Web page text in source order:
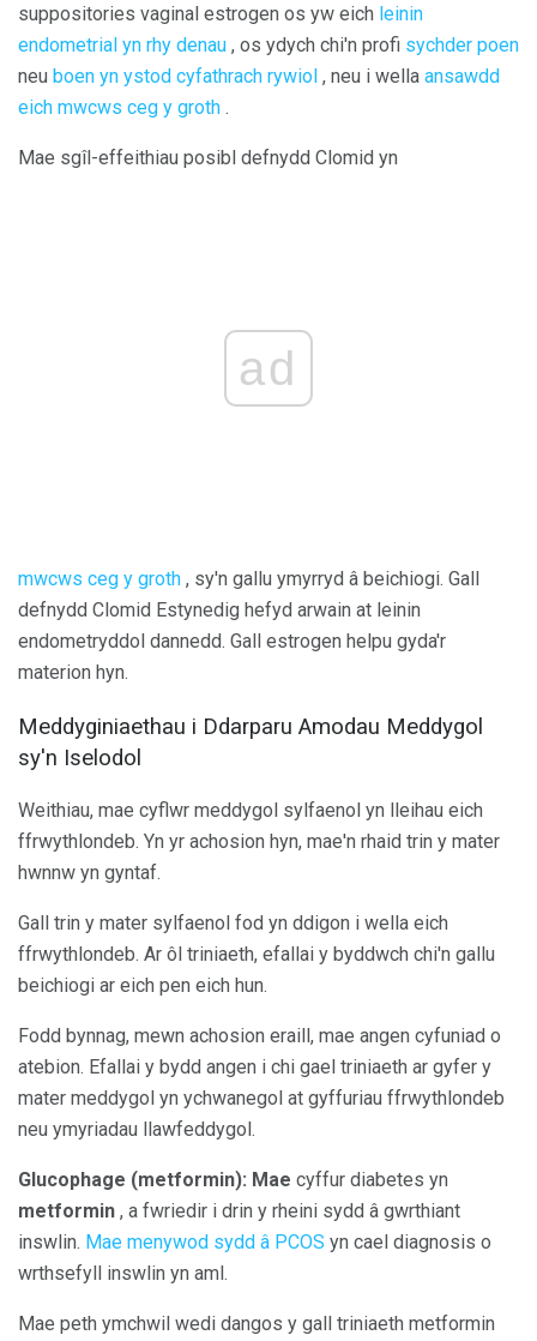
suppositories vaginal estrogen os yw eich leinin
endometrial yn rhy denau , os ydych chi'n profi sychder poen
neu boen yn ystod cyfathrach rywiol , neu i wella ansawdd
eich mwcws ceg y groth .
Mae sgîl-effeithiau posibl defnydd Clomid yn
ad
mwcws ceg y groth , sy'n gallu ymyrryd â beichiogi. Gall
defnydd Clomid Estynedig hefyd arwain at leinin
endometryddol dannedd. Gall estrogen helpu gyda'r
materion hyn.
Meddyginiaethau i Ddarparu Amodau Meddygol
sy'n Iselodol
Weithiau, mae cyflwr meddygol sylfaenol yn lleihau eich
ffrwythlondeb. Yn yr achosion hyn, mae'n rhaid trin y mater
hwnnw yn gyntaf.
Gall trin y mater sylfaenol fod yn ddigon i wella eich
ffrwythlondeb. Ar ôl triniaeth, efallai y byddwch chi'n gallu
beichiogi ar eich pen eich hun.
Fodd bynnag, mewn achosion eraill, mae angen cyfuniad o
atebion. Efallai y bydd angen i chi gael triniaeth ar gyfer y
mater meddygol yn ychwanegol at gyffuriau ffrwythlondeb
neu ymyriadau llawfeddygol.
Glucophage (metformin): Mae cyffur diabetes yn
metformin , a fwriedir i drin y rheini sydd â gwrthiant
inswlin. Mae menywod sydd â PCOS yn cael diagnosis o
wrthsefyll inswlin yn aml.
Mae peth ymchwil wedi dangos y gall triniaeth metformin